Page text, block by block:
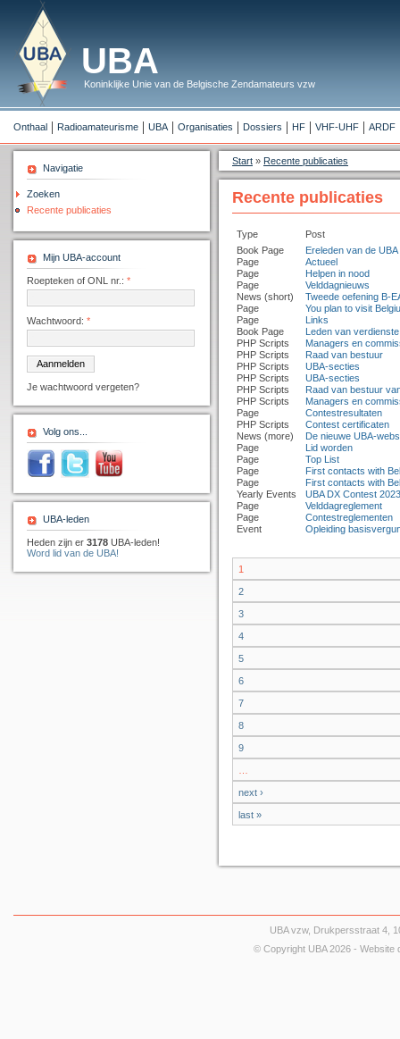
UBA
Koninklijke Unie van de Belgische Zendamateurs vzw
Onthaal Radioamateurisme UBA Organisaties Dossiers HF VHF-UHF ARDF
Navigatie
Zoeken
Recente publicaties
Mijn UBA-account
Roepteken of ONL nr.: *
Wachtwoord: *
Je wachtwoord vergeten?
Volg ons...
UBA-leden
Heden zijn er 3178 UBA-leden!
Word lid van de UBA!
Start » Recente publicaties
Recente publicaties
Type
Post
Book Page
Ereleden van de UBA
Page
Actueel
Page
Helpen in nood
Page
Velddagnieuws
News (short)
Tweede oefening B-
Page
You plan to visit
Page
Links
Book Page
Leden van verdienste
PHP Scripts
Managers en
PHP Scripts
Raad van bestuur
PHP Scripts
UBA-secties
PHP Scripts
UBA-secties
PHP Scripts
Raad van bestuur
PHP Scripts
Managers en
Page
Contestresultaten
PHP Scripts
Contest certificaten
News (more)
De nieuwe UBA-
Page
Lid worden
Page
Top List
Page
First contacts with
Page
First contacts with
Yearly Events
UBA DX Contest
Page
Velddagreglement
Page
Contestreglementen
Event
Opleiding
1
2
3
4
5
6
7
8
9
next ›
last »
UBA vzw, Drukpersstraat 4,
© Copyright UBA 2026 - Website